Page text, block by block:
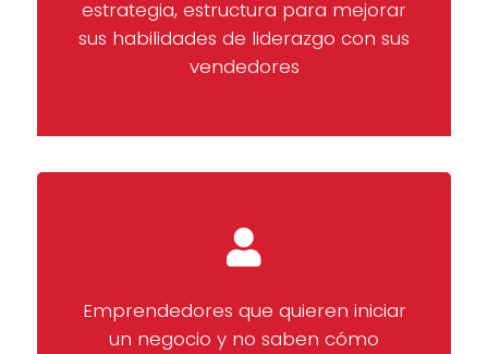
estrategia, estructura para mejorar
sus habilidades de liderazgo con sus
vendedores
Emprendedores que quieren iniciar
un negocio y no saben cómo